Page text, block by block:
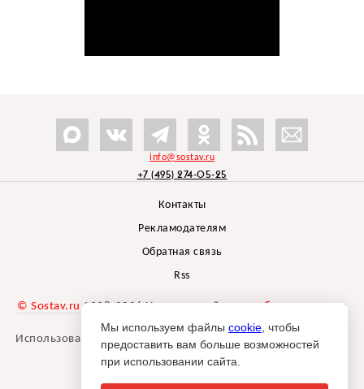
info@sostav.ru
+7 (495) 274-05-25
Контакты
Рекламодателям
Обратная связь
Rss
© Sostav.ru 1998-2026 Независимый проектбрендингового
агентства Depot
Использование материалов Sostav.ru допустимо только при
указании источника.
Мы используем файлы cookie , чтобы
предоставить вам больше возможностей
при использовании сайта.